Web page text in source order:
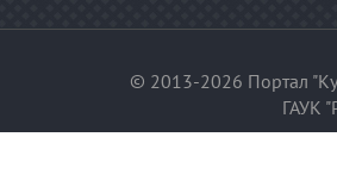
© 2013-2026 Портал
ГАУК